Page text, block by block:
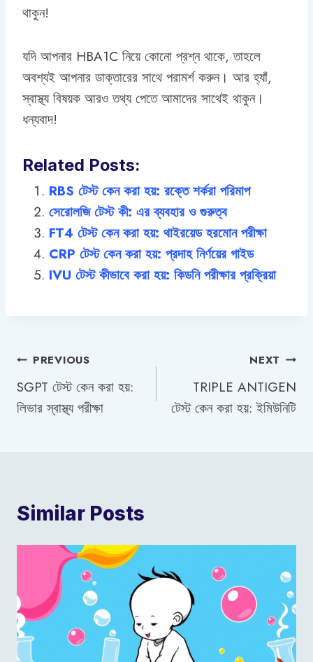
থাকুন!
যদি আপনার HBA1C নিয়ে কোনো প্রশ্ন থাকে, তাহলে
অবশ্যই আপনার ডাক্তারের সাথে পরামর্শ করুন। আর হ্যাঁ,
স্বাস্থ্য বিষয়ক আরও তথ্য পেতে আমাদের সাথেই থাকুন।
ধন্যবাদ!
Related Posts:
RBS টেস্ট কেন করা হয়: রক্তে শর্করা পরিমাপ
সেরোলজি টেস্ট কী: এর ব্যবহার ও গুরুত্ব
FT4 টেস্ট কেন করা হয়: থাইরয়েড হরমোন পরীক্ষা
CRP টেস্ট কেন করা হয়: প্রদাহ নির্ণয়ের গাইড
IVU টেস্ট কীভাবে করা হয়: কিডনি পরীক্ষার প্রক্রিয়া
Post
navigation
PREVIOUS
SGPT টেস্ট কেন করা হয়:
লিভার স্বাস্থ্য পরীক্ষা
NEXT
TRIPLE ANTIGEN
টেস্ট কেন করা হয়: ইমিউনিটি
Similar Posts